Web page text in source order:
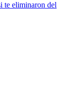
te eliminaron del